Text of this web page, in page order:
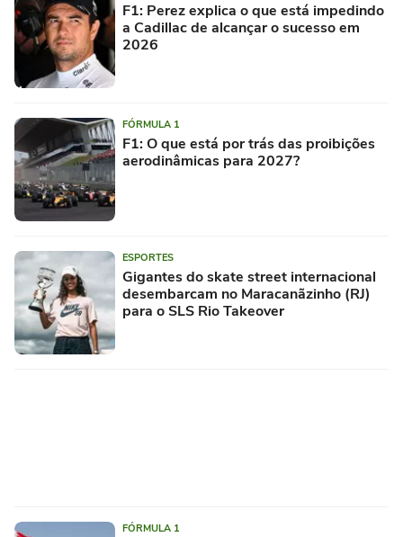
F1: Perez explica o que está impedindo
a Cadillac de alcançar o sucesso em
2026
FÓRMULA 1
F1: O que está por trás das proibições
aerodinâmicas para 2027?
ESPORTES
Gigantes do skate street internacional
desembarcam no Maracanãzinho (RJ)
para o SLS Rio Takeover
FÓRMULA 1